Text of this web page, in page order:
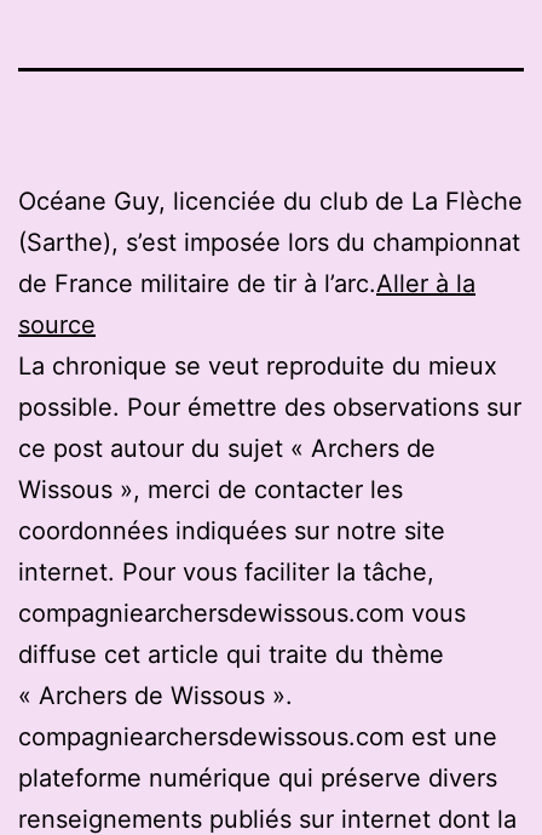
Océane Guy, licenciée du club de La Flèche
(Sarthe), s’est imposée lors du championnat
de France militaire de tir à l’arc.Aller à la
source
La chronique se veut reproduite du mieux
possible. Pour émettre des observations sur
ce post autour du sujet « Archers de
Wissous », merci de contacter les
coordonnées indiquées sur notre site
internet. Pour vous faciliter la tâche,
compagniearchersdewissous.com vous
diffuse cet article qui traite du thème
« Archers de Wissous ».
compagniearchersdewissous.com est une
plateforme numérique qui préserve divers
renseignements publiés sur internet dont la